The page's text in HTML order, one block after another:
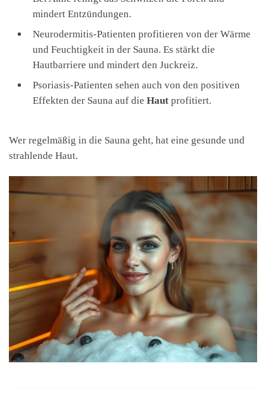
mindert Entzündungen.
Neurodermitis-Patienten profitieren von der Wärme
und Feuchtigkeit in der Sauna. Es stärkt die
Hautbarriere und mindert den Juckreiz.
Psoriasis-Patienten sehen auch von den positiven
Effekten der Sauna auf die Haut profitiert.
Wer regelmäßig in die Sauna geht, hat eine gesunde und
strahlende Haut.